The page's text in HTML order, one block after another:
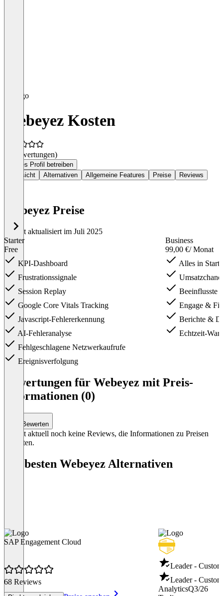
Webeyez Kosten
(0 Bewertungen)
Dieses Profil betreiben
Übersicht
Alternativen Allgemeine Features Preise Reviews
Webeyez Preise
Zuletzt aktualisiert im Juli 2025
Starter
Free
KPI-Dashboard
Frustrationssignale
Session Replay
Google Core Vitals Tracking
Javascript-Fehlererkennung
AI-Fehleranalyse
Fehlgeschlagene Netzwerkaufrufe
Ereignisverfolgung
Business
99,00 €/ Monat
Alles in
Beeinflusste
Engage & Fix
Berichte &
Echtzeit-
Bewertungen für Webeyez mit Preis-
Informationen (0)
Bewerten
Es gibt aktuell noch keine Reviews, die Informationen zu Preisen
enthalten.
Die besten Webeyez Alternativen
SAP Engagement Cloud
68 Reviews
Leader -
Leader -
AnalyticsQ3/26